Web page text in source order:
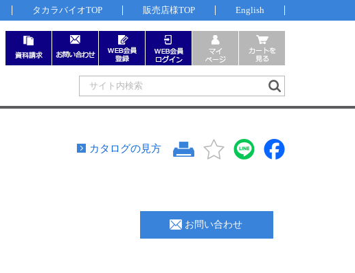
タカラバイオTOP 販売店様TOP English
カタログの見方
お問い合わせ